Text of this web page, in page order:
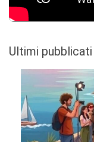
Ultimi pubblicati